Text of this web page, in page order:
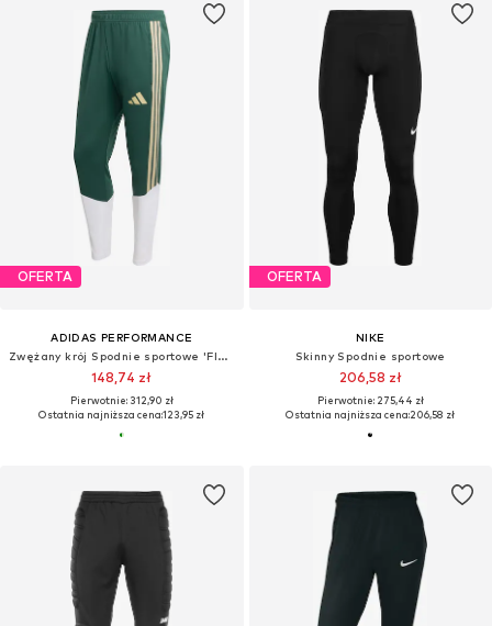
OFERTA
ADIDAS PERFORMANCE
Zwężany krój Spodnie sportowe 'FIGC TR PNT'
148,74 zł
Pierwotnie: 312,90 zł
Ostatnia najniższa cena:123,95 zł
OFERTA
NIKE
Skinny Spodnie sportowe
206,58 zł
Pierwotnie: 275,44 zł
Ostatnia najniższa cena:206,58 zł